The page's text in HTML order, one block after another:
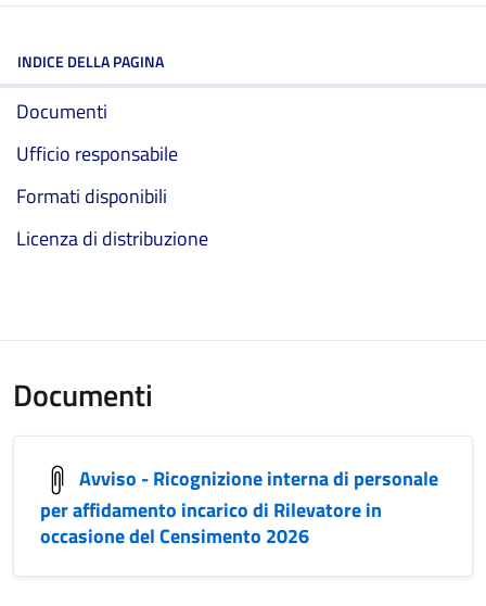
INDICE DELLA PAGINA
Documenti
Ufficio responsabile
Formati disponibili
Licenza di distribuzione
Documenti
Avviso - Ricognizione interna di personale
per affidamento incarico di Rilevatore in
occasione del Censimento 2026